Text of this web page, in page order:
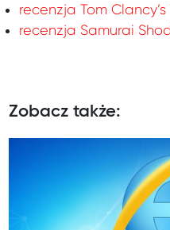
recenzja Tom
recenzja Samurai
Zobacz także: